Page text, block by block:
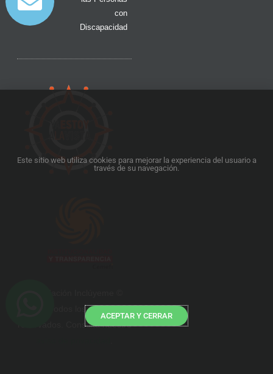
con
Discapacidad
2025. Todos los derechos
reservados. Consulta nuestro
Este sitio web utiliza cookies para mejorar la experiencia del usuario a
través de su navegación.
ACEPTAR Y CERRAR